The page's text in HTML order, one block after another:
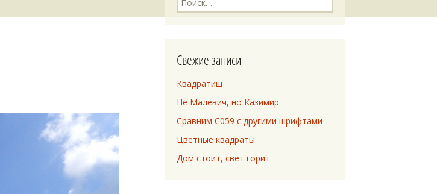
Свежие записи
Квадратиш
Не Малевич, но Казимир
Сравним C059 с другими шрифтами
Цветные квадраты
Дом стоит, свет горит